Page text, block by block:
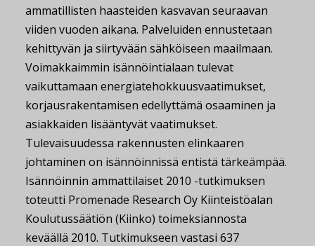
ammatillisten haasteiden kasvavan seuraavan
viiden vuoden aikana. Palveluiden ennustetaan
kehittyvän ja siirtyvään sähköiseen maailmaan.
Voimakkaimmin isännöintialaan tulevat
vaikuttamaan energiatehokkuusvaatimukset,
korjausrakentamisen edellyttämä osaaminen ja
asiakkaiden lisääntyvät vaatimukset.
Tulevaisuudessa rakennusten elinkaaren
johtaminen on isännöinnissä entistä tärkeämpää.
Isännöinnin ammattilaiset 2010 -tutkimuksen
toteutti Promenade Research Oy Kiinteistöalan
Koulutussäätiön (Kiinko) toimeksiannosta
keväällä 2010. Tutkimukseen vastasi 637